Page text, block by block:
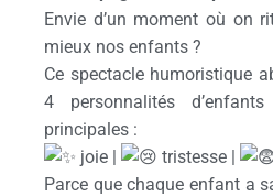
Envie d’un moment où on
mieux nos enfants ?
Ce spectacle humoristique
4 personnalités
principales :
joie |
tristesse |
Parce que chaque enfant a